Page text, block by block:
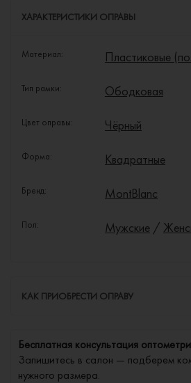
ХАРАКТЕРИСТИКИ ОПРАВЫ
Материал: Пластиковые
Тип рамки: Ободковая
Цвет оправы: Чёрный
Форма: Квадратные
Бренд: MontBlanc
Пол: Мужские /
КАК ПРИОБРЕСТИ ОПРАВУ
Бесплатная консультация
Запишитесь в салон — подберем
нужного размера.